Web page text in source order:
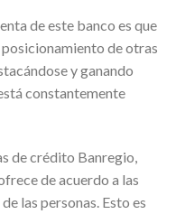
de este banco es que
de otras
y ganando
constantemente
de crédito Banregio,
de acuerdo a las
las personas. Esto es